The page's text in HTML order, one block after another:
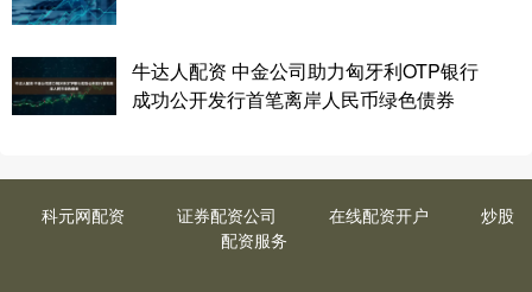
牛达人配资 中金公司助力匈牙利OTP银行
成功公开发行首笔离岸人民币绿色债券
科元网配资 证券配资公司 在线配资开户
炒股
配资服务